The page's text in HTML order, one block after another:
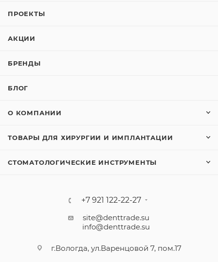
ПРОЕКТЫ
АКЦИИ
БРЕНДЫ
БЛОГ
О КОМПАНИИ
ТОВАРЫ ДЛЯ ХИРУРГИИ И ИМПЛАНТАЦИИ
СТОМАТОЛОГИЧЕСКИЕ ИНСТРУМЕНТЫ
+7 921 122-22-27
site@denttrade.su
info@denttrade.su
г.Вологда, ул.Варенцовой 7, пом.17